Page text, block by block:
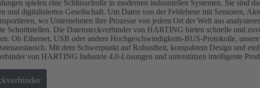
spielen eine Schlüsselrolle in modernen industriellen Systemen. Sie sind
und digitalisierten Gesellschaft. Um Daten von der Feldebene mit Sensoren,
wo Unternehmen ihre Prozesse von jedem Ort der Welt aus
Schnittstellen. Die Datensteckverbinder von HARTING bieten schnelle und
Ob Ethernet, USB oder andere Hochgeschwindigkeits-BUS-Protokolle,
Mit dem Schwerpunkt auf Robustheit, kompaktem Design und
von HARTING Industrie 4.0-Lösungen und unterstützen intelligente